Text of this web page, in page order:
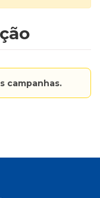
campanhas.